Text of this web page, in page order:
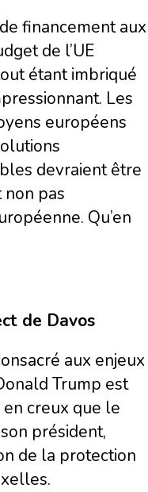
financement aux
de l’UE
étant imbriqué
Les
européens
devraient être
pas
Qu’en
de Davos
aux enjeux
Trump est
creux que le
président,
de la protection